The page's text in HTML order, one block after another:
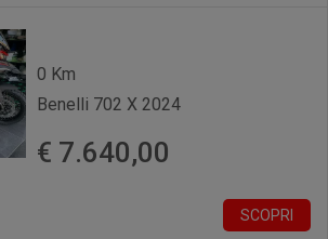
0 Km
Benelli 702 X 2024
€ 7.640,00
SCOPRI